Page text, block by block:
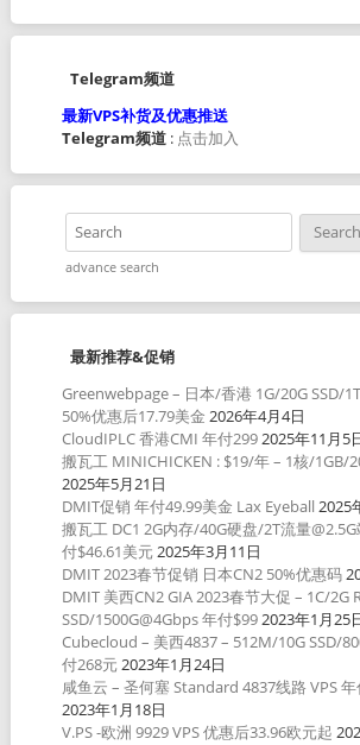
Telegram频道
最新VPS补货及优惠推送
Telegram频道: 点击加入
advance search
最新推荐&促销
Greenwebpage – 日本/香港 1G/20G SSD/
50%优惠后17.79美金 2026年4月4日
CloudIPLC 香港CMI 年付2992025年11月5
搬瓦工 MINICHICKEN : $19/年 – 1核/1GB/
2025年5月21日
DMIT促销 年付49.99美金 Lax Eyeball 2025
搬瓦工 DC1 2G内存/40G硬盘/2T流量
付$46.61美元2025年3月11日
DMIT 2023春节促销 日本CN2 50%优惠码
DMIT 美西CN2 GIA 2023春节大促 – 1C/2G
SSD/1500G@4Gbps 年付$992023年1月25
Cubecloud – 美西4837 – 512M/10G SSD/
付268元2023年1月24日
咸鱼云 – 圣何塞 Standard 4837线路 VPS
2023年1月18日
V.PS -欧洲 9929 VPS 优惠后33.96欧元起